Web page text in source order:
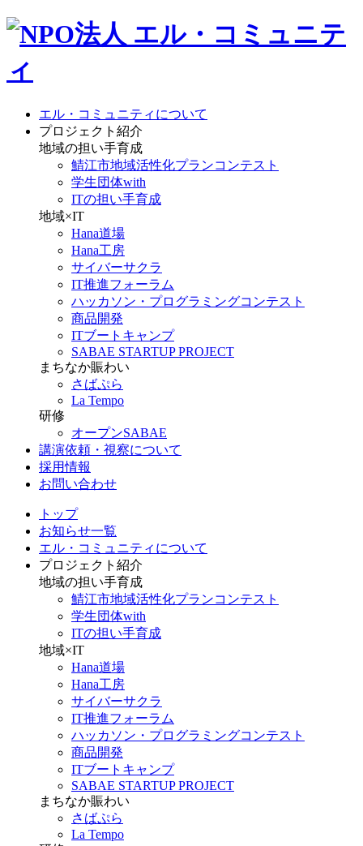
エル・コミュニティについて
プロジェクト紹介
地域の担い手育成
鯖江市地域活性化プランコンテスト
学生団体with
ITの担い手育成
地域×IT
Hana道場
Hana工房
サイバーサクラ
IT推進フォーラム
ハッカソン・プログラミングコンテスト
商品開発
ITブートキャンプ
SABAE STARTUP PROJECT
まちなか賑わい
さばぷら
La Tempo
研修
オープンSABAE
講演依頼・視察について
採用情報
お問い合わせ
トップ
お知らせ一覧
エル・コミュニティについて
プロジェクト紹介
地域の担い手育成
鯖江市地域活性化プランコンテスト
学生団体with
ITの担い手育成
地域×IT
Hana道場
Hana工房
サイバーサクラ
IT推進フォーラム
ハッカソン・プログラミングコンテスト
商品開発
ITブートキャンプ
SABAE STARTUP PROJECT
まちなか賑わい
さばぷら
La Tempo